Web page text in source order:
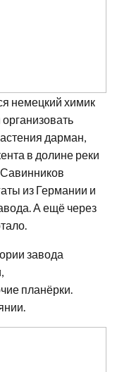
немецкий химик
дарман,
в долине реки
из Германии и
А ещё через
завода
планёрки.